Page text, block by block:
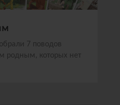
7 поводов
родным, которых нет